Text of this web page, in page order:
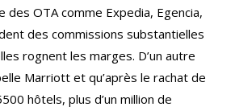
des OTA comme Expedia, Egencia,
des commissions substantielles
rognent les marges. D’un autre
Marriott et qu’après le rachat de
hôtels, plus d’un million de